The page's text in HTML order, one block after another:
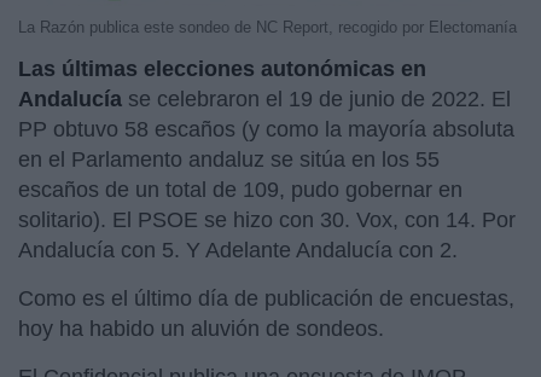
La Razón publica este sondeo de NC Report, recogido por Electomanía
Las últimas elecciones autonómicas en
Andalucía se celebraron el 19 de junio de 2022. El
PP obtuvo 58 escaños (y como la mayoría absoluta
en el Parlamento andaluz se sitúa en los 55
escaños de un total de 109, pudo gobernar en
solitario). El PSOE se hizo con 30. Vox, con 14. Por
Andalucía con 5. Y Adelante Andalucía con 2.
Como es el último día de publicación de encuestas,
hoy ha habido un aluvión de sondeos.